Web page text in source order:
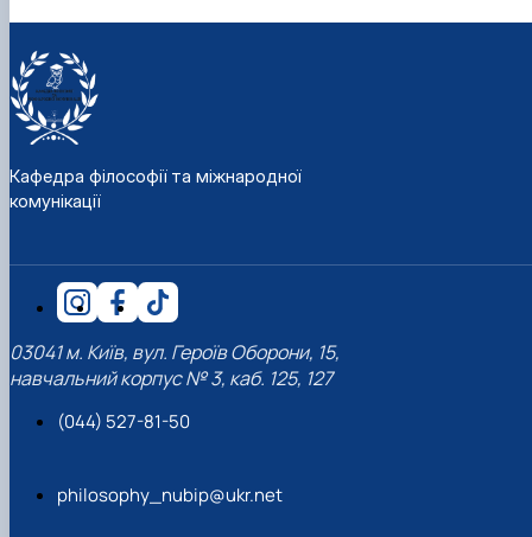
Кафедра філософії та міжнародної
комунікації
03041 м. Київ, вул. Героїв Оборони, 15,
навчальний корпус № 3, каб. 125, 127
(044) 527-81-50
philosophy_nubip@ukr.net